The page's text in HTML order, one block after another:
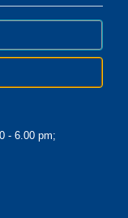
- 6.00 pm;